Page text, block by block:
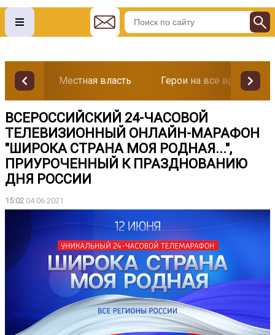
Местная власть Герои на все времена
ВСЕРОССИЙСКИЙ 24-ЧАСОВОЙ
ТЕЛЕВИЗИОННЫЙ ОНЛАЙН-МАРАФОН
"ШИРОКА СТРАНА МОЯ РОДНАЯ...",
ПРИУРОЧЕННЫЙ К ПРАЗДНОВАНИЮ
ДНЯ РОССИИ
15:02 04.06.2021